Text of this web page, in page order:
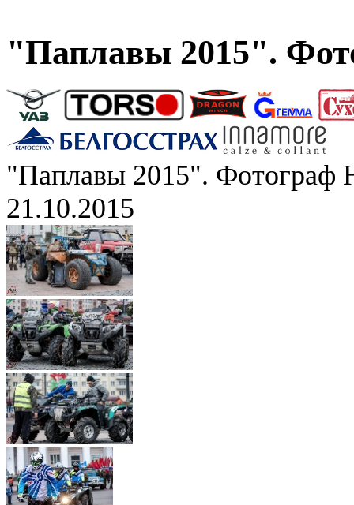
"Паплавы 2015".
"Паплавы 2015". Фотограф
21.10.2015